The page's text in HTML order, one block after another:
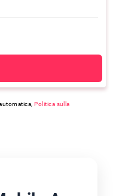
Politica sulla